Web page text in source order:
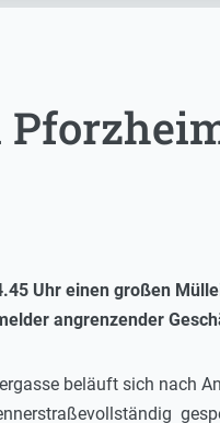
Uhr einen großen
angrenzender
beläuft sich nach